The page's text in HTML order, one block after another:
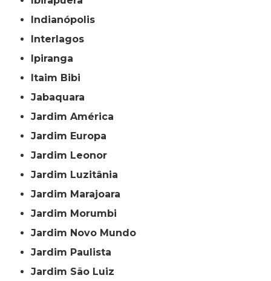
Indianópolis
Interlagos
Ipiranga
Itaim Bibi
Jabaquara
Jardim América
Jardim Europa
Jardim Leonor
Jardim Luzitânia
Jardim Marajoara
Jardim Morumbi
Jardim Novo Mundo
Jardim Paulista
Jardim São Luiz